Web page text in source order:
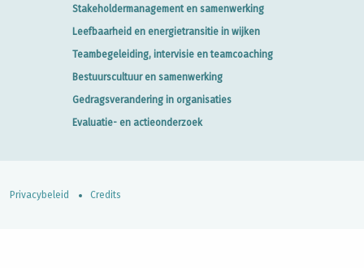
Stakeholdermanagement en samenwerking
Leefbaarheid en energietransitie in wijken
Teambegeleiding, intervisie en teamcoaching
Bestuurscultuur en samenwerking
Gedragsverandering in organisaties
Evaluatie- en actieonderzoek
Privacybeleid Credits